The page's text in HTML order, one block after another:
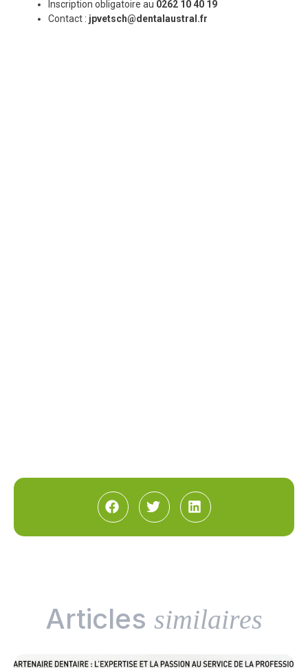
Inscription obligatoire au 0262 10 40 19
Contact : jpvetsch@dentalaustral.fr
Articles similaires